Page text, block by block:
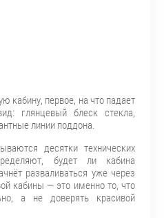
кабину, первое, на что падает
глянцевый блеск стекла,
линии поддона.
десятки технических
будет ли кабина
разваливаться уже через
кабины — это именно то, что
а не доверять красивой